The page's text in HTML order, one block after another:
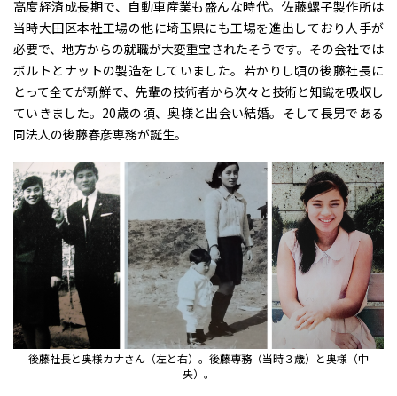
高度経済成長期で、自動車産業も盛んな時代。佐藤螺子製作所は
当時大田区本社工場の他に埼玉県にも工場を進出しており人手が
必要で、地方からの就職が大変重宝されたそうです。その会社では
ボルトとナットの製造をしていました。若かりし頃の後藤社長に
とって全てが新鮮で、先輩の技術者から次々と技術と知識を吸収し
ていきました。20歳の頃、奥様と出会い結婚。そして長男である
同法人の後藤春彦専務が誕生。
後藤社長と奥様カナさん（左と右）。後藤専務（当時３歳）と奥様（中
央）。